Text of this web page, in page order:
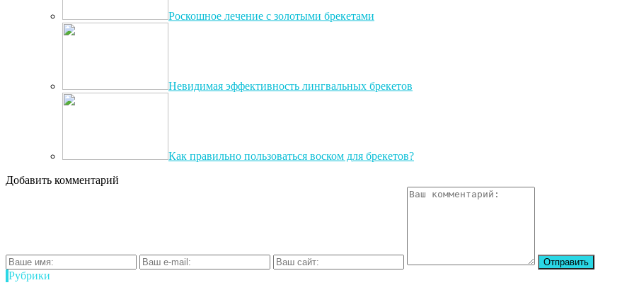
Роскошное лечение с золотыми брекетами
Невидимая эффективность лингвальных брекетов
Как правильно пользоваться воском для брекетов?
Добавить комментарий
Рубрики